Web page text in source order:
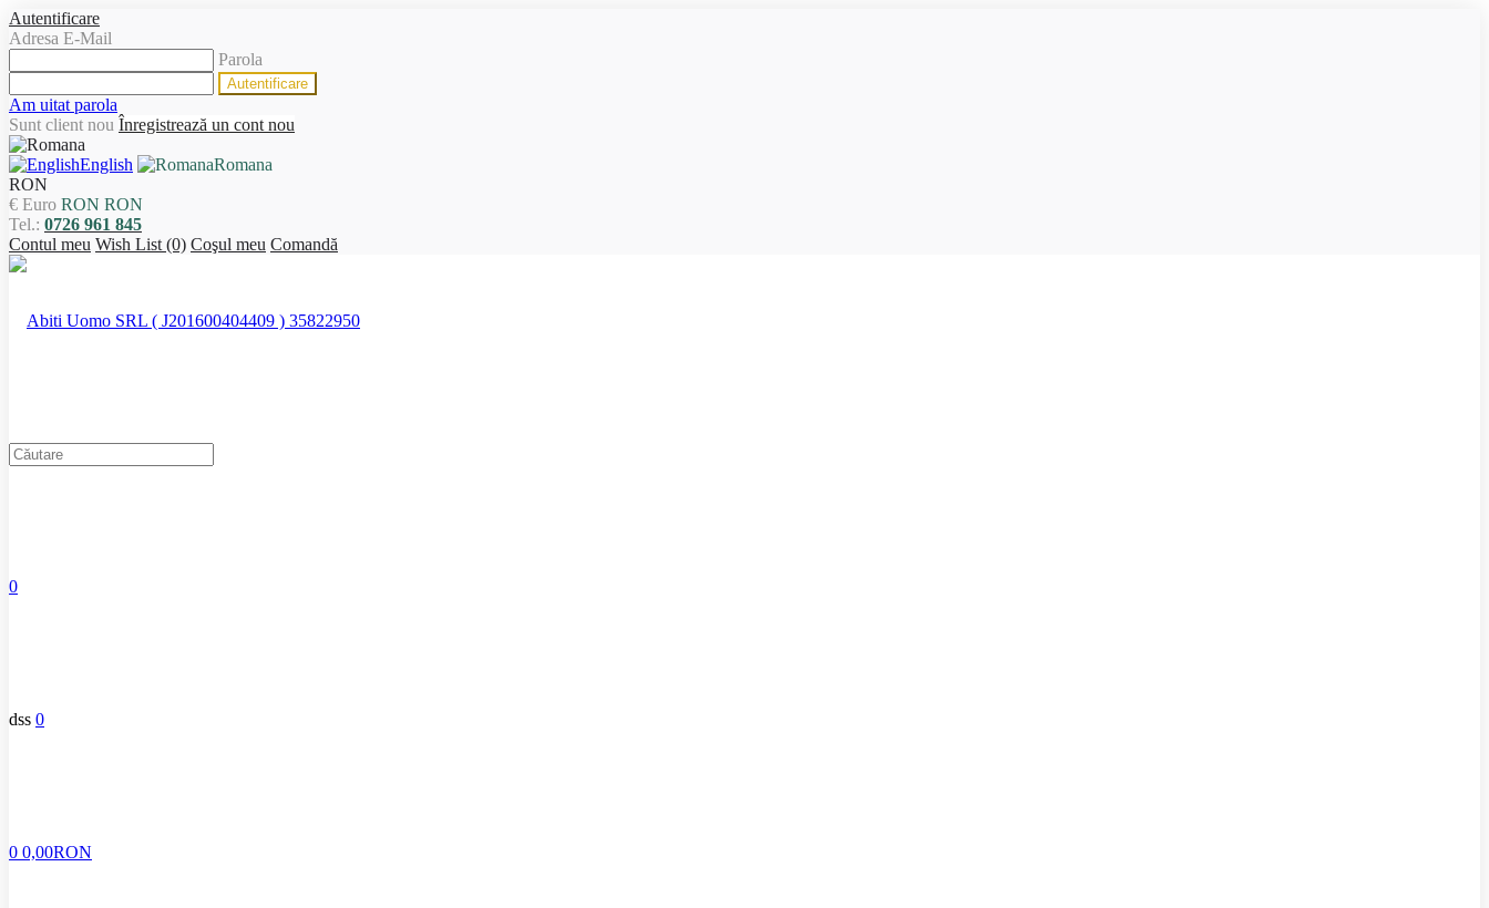
Autentificare
Adresa E-Mail
Parola
Am uitat parola
Sunt client nou Înregistrează un cont nou
English
Romana
RON
€ Euro RON RON
Tel.: 0726 961 845
Contul meu Wish List (0) Coşul meu Comandă
0
dss 0
0 0,00RON